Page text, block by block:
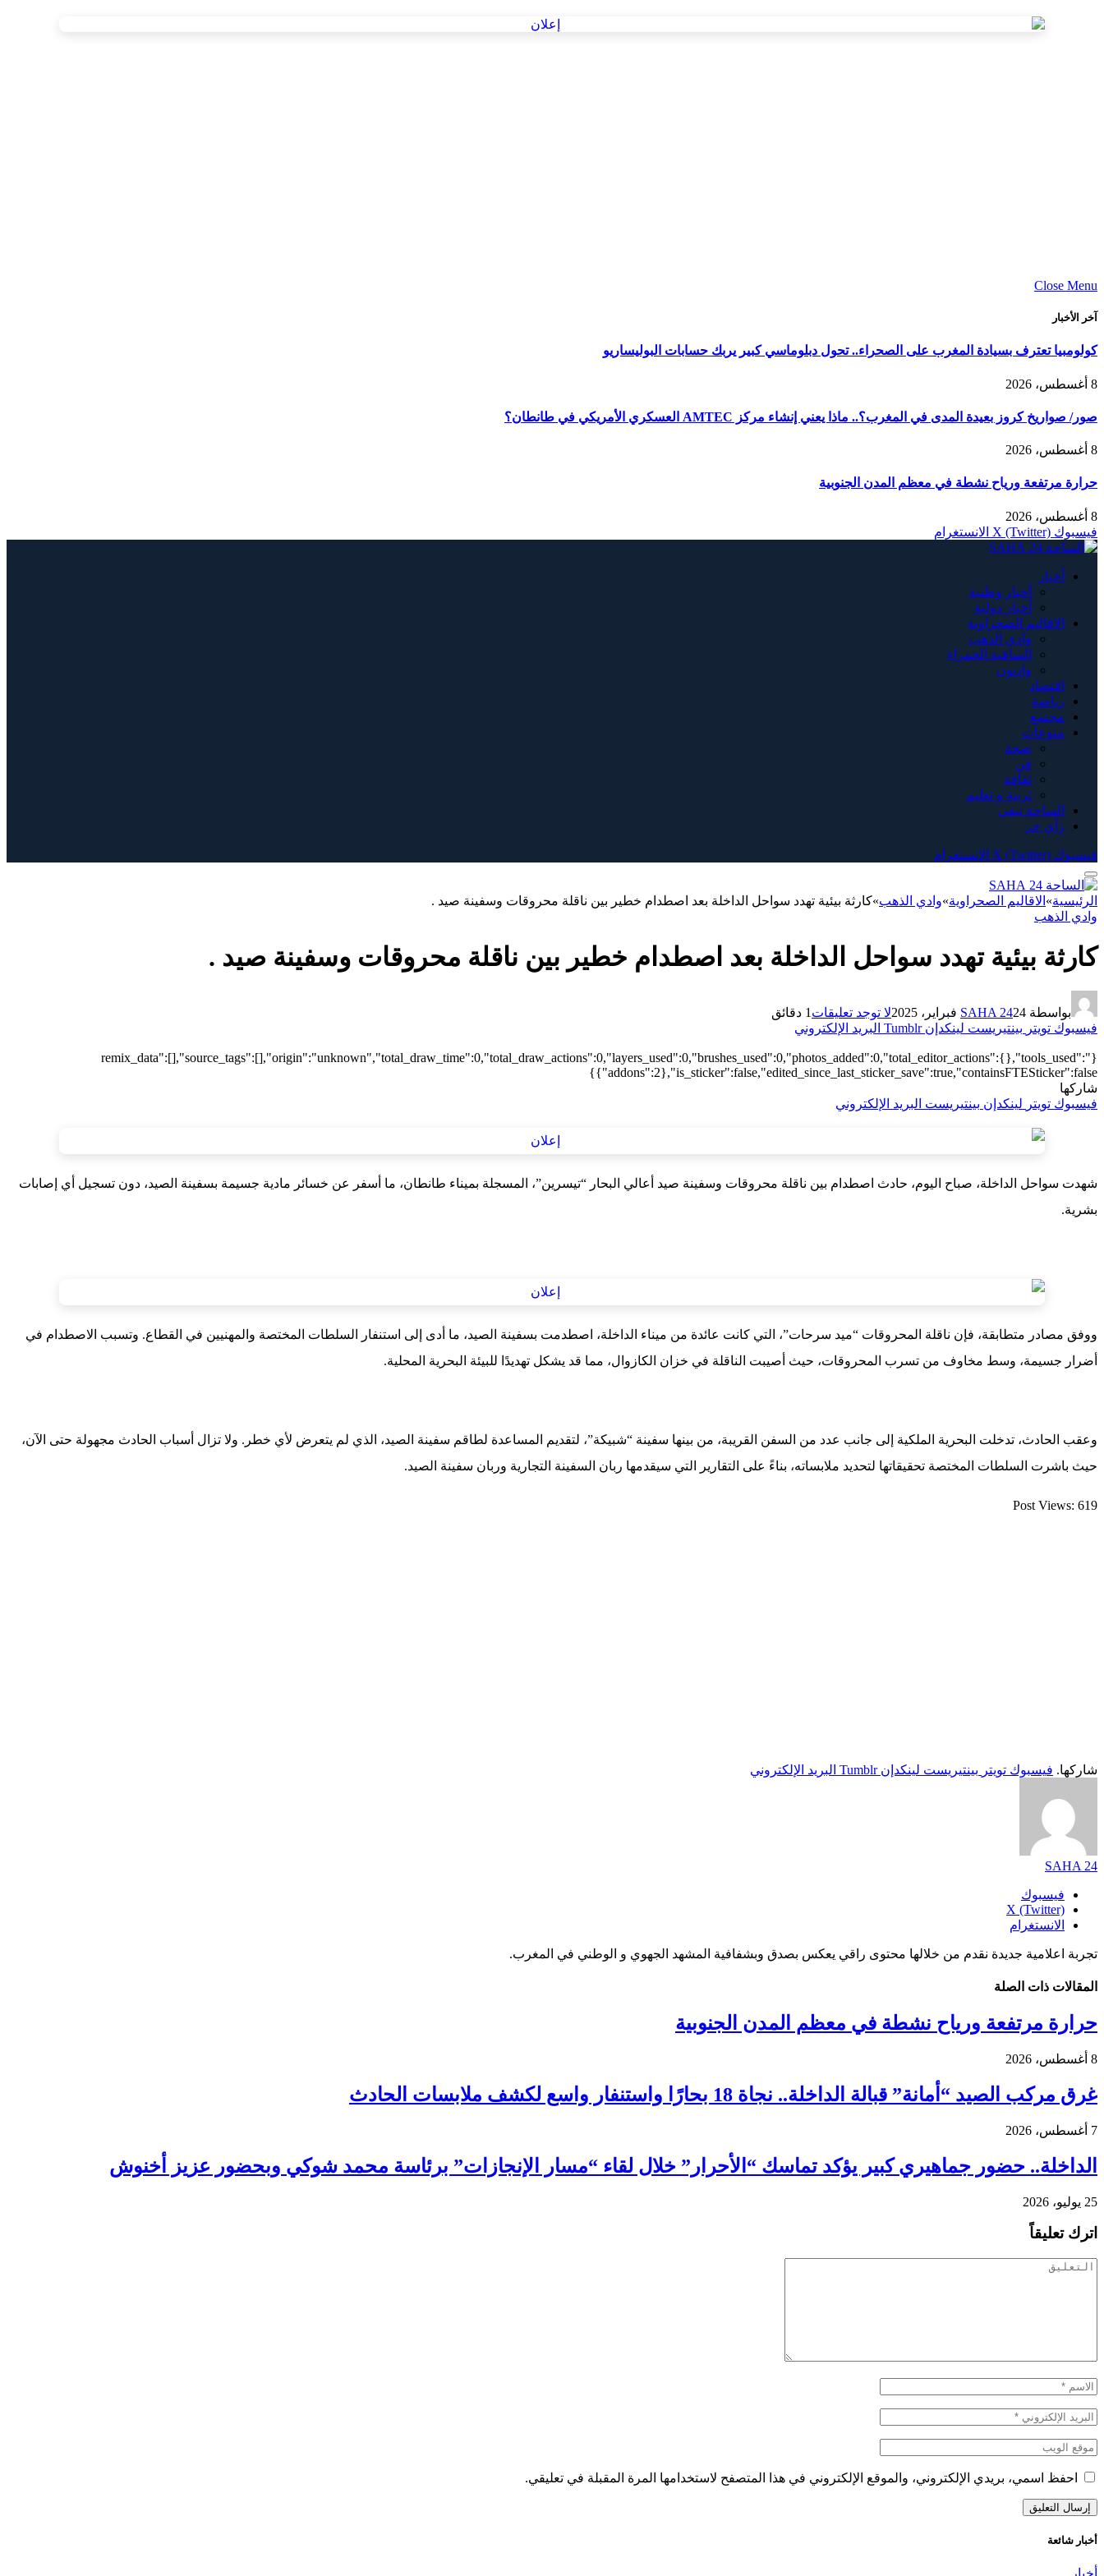
Close Menu
آخر الأخبار
كولومبيا تعترف بسيادة المغرب على الصحراء.. تحول دبلوماسي كبير يربك حسابات البوليساريو
8 أغسطس، 2026
صور/ صواريخ كروز بعيدة المدى في المغرب؟.. ماذا يعني إنشاء مركز AMTEC العسكري الأمريكي في طانطان؟
8 أغسطس، 2026
حرارة مرتفعة ورياح نشطة في معظم المدن الجنوبية
8 أغسطس، 2026
فيسبوك X (Twitter) الانستغرام
أخبار
أخبار وطنية
أخبار دولية
الاقاليم الصحراوية
وادي الذهب
الساقية الحمراء
وادنون
اقتصاد
رياضة
مجتمع
منوعات
صحة
فن
ثقافة
تربية و تعليم
الساحة تيفي
رأي حر
فيسبوك X (Twitter) الانستغرام
الرئيسية» الاقاليم الصحراوية»وادي الذهب»كارثة بيئية تهدد سواحل الداخلة بعد اصطدام خطير بين ناقلة محروقات وسفينة صيد .
وادي الذهب
كارثة بيئية تهدد سواحل الداخلة بعد اصطدام خطير بين ناقلة محروقات وسفينة صيد .
بواسطة SAHA 2424 فبراير، 2025 لا توجد تعليقات 1 دقائق
فيسبوك تويتر بينتيريست لينكدإن Tumblr البريد الإلكتروني
{"remix_data":[],"source_tags":[],"origin":"unknown","total_draw_time":0,"total_draw_actions":0,"layers_used":0,"brushes_used":0,"photos_added":0,"total_editor_actions":{},"tools_used":
{"addons":2},"is_sticker":false,"edited_since_last_sticker_save":true,"containsFTESticker":false}
شاركها
فيسبوك تويتر لينكدإن بينتيريست البريد الإلكتروني
شهدت سواحل الداخلة، صباح اليوم، حادث اصطدام بين ناقلة محروقات وسفينة صيد أعالي البحار “تيسرين”، المسجلة بميناء طانطان، ما أسفر عن خسائر مادية جسيمة بسفينة الصيد، دون تسجيل أي إصابات
بشرية.
ووفق مصادر متطابقة، فإن ناقلة المحروقات “ميد سرحات”، التي كانت عائدة من ميناء الداخلة، اصطدمت بسفينة الصيد، ما أدى إلى استنفار السلطات المختصة والمهنيين في القطاع. وتسبب الاصطدام في
أضرار جسيمة، وسط مخاوف من تسرب المحروقات، حيث أصيبت الناقلة في خزان الكازوال، مما قد يشكل تهديدًا للبيئة البحرية المحلية.
وعقب الحادث، تدخلت البحرية الملكية إلى جانب عدد من السفن القريبة، من بينها سفينة “شبيكة”، لتقديم المساعدة لطاقم سفينة الصيد، الذي لم يتعرض لأي خطر. ولا تزال أسباب الحادث مجهولة حتى الآن،
حيث باشرت السلطات المختصة تحقيقاتها لتحديد ملابساته، بناءً على التقارير التي سيقدمها ربان السفينة التجارية وربان سفينة الصيد.
Post Views: 619
شاركها. فيسبوك تويتر بينتيريست لينكدإن Tumblr البريد الإلكتروني
SAHA 24
فيسبوك
X (Twitter)
الانستغرام
تجربة اعلامية جديدة نقدم من خلالها محتوى راقي يعكس بصدق وبشفافية المشهد الجهوي و الوطني في المغرب.
المقالات ذات الصلة
حرارة مرتفعة ورياح نشطة في معظم المدن الجنوبية
8 أغسطس، 2026
غرق مركب الصيد “أمانة” قبالة الداخلة.. نجاة 18 بحارًا واستنفار واسع لكشف ملابسات الحادث
7 أغسطس، 2026
الداخلة.. حضور جماهيري كبير يؤكد تماسك “الأحرار” خلال لقاء “مسار الإنجازات” برئاسة محمد شوكي وبحضور عزيز أخنوش
25 يوليو، 2026
اترك تعليقاً
احفظ اسمي، بريدي الإلكتروني، والموقع الإلكتروني في هذا المتصفح لاستخدامها المرة المقبلة في تعليقي.
أخبار شائعة